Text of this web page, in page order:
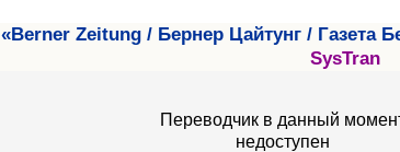
«Berner Zeitung / Бернер Цайтунг / Газета
SysTran
Переводчик в данный
недоступен